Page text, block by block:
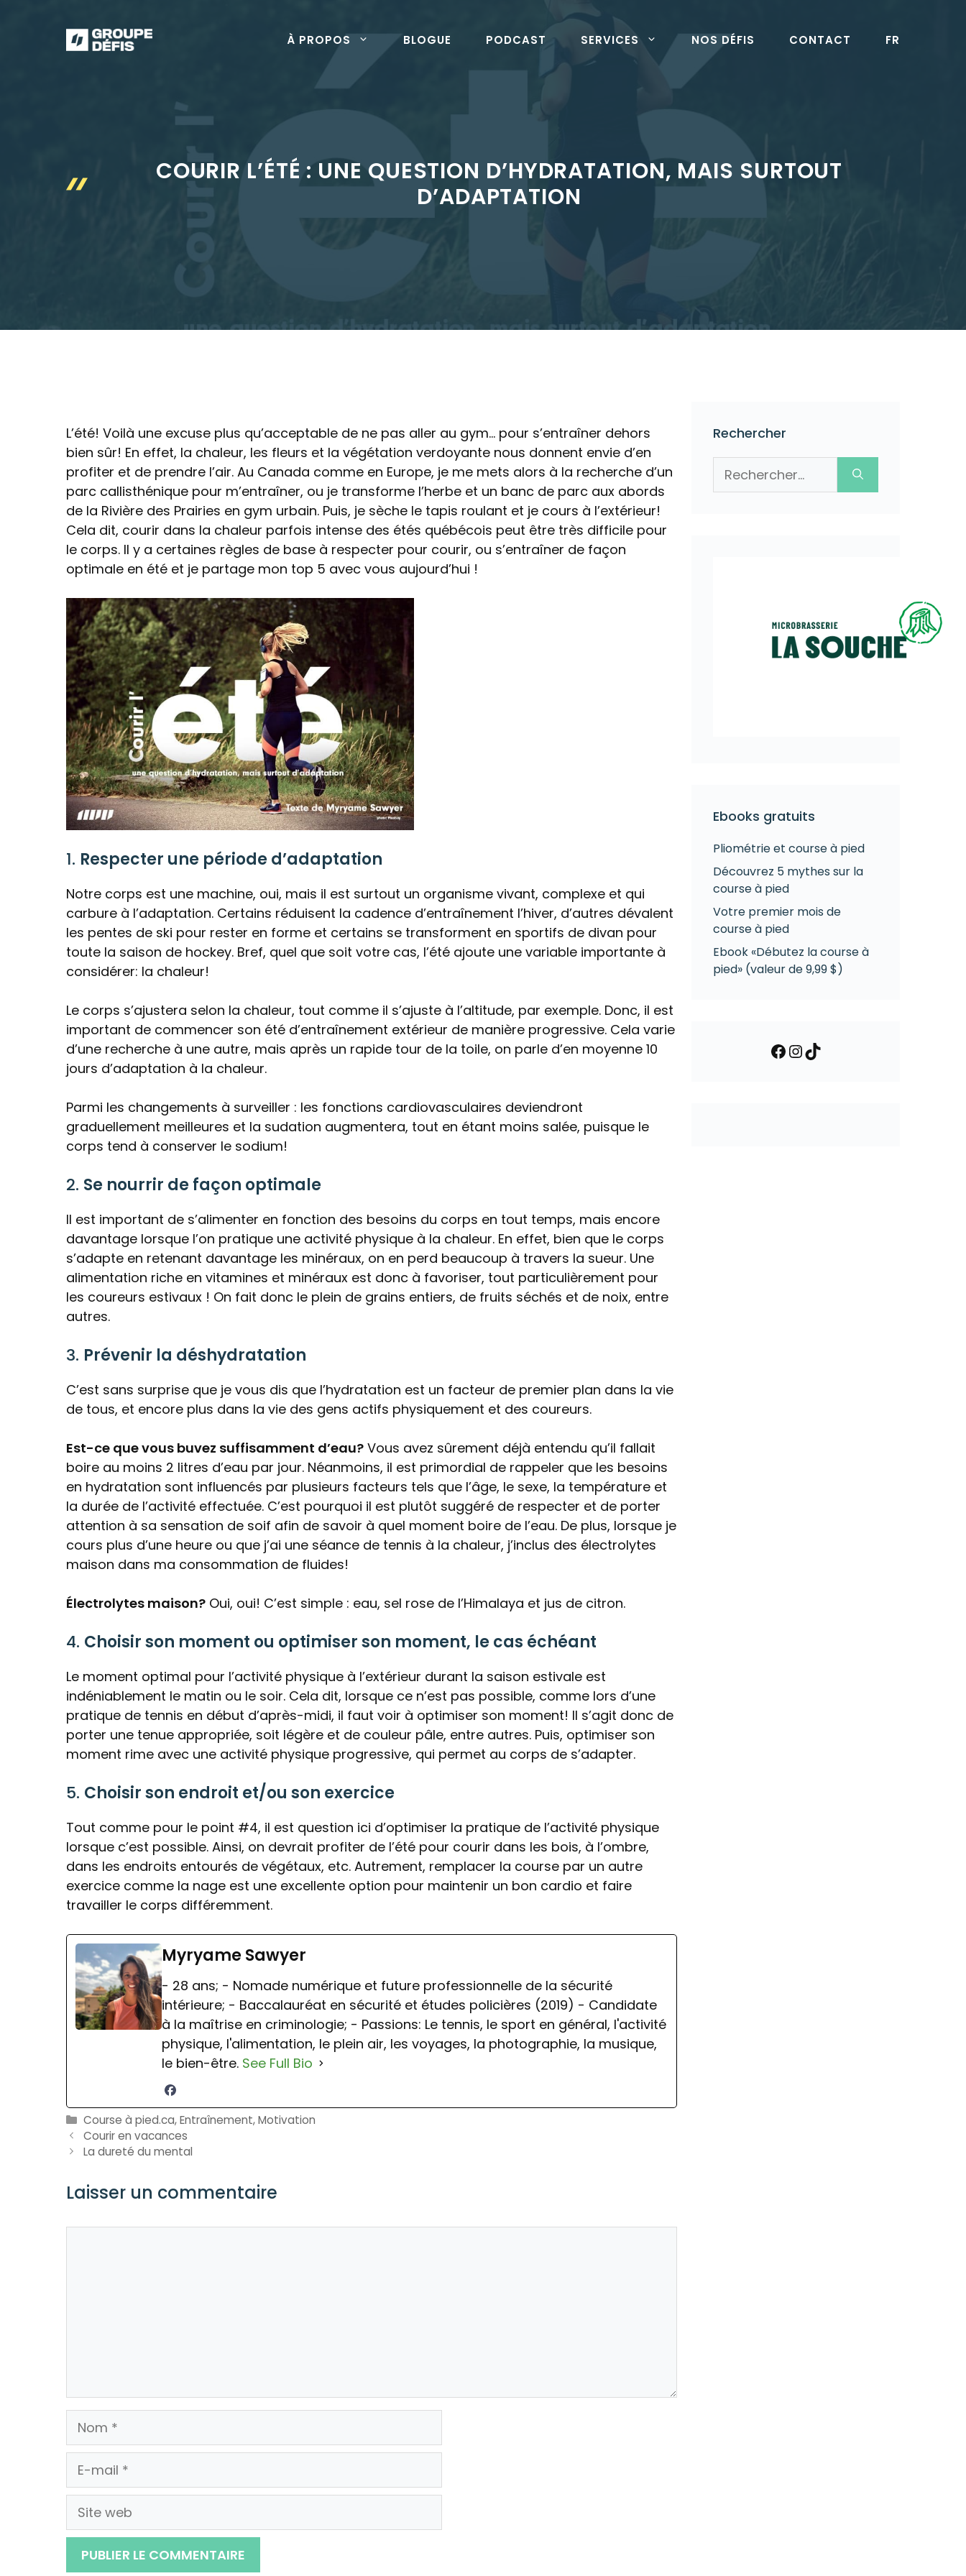
À PROPOS BLOGUE PODCAST SERVICES NOS DÉFIS CONTACT FR
COURIR L’ÉTÉ : UNE QUESTION D’HYDRATATION, MAIS SURTOUT
D’ADAPTATION
L’été! Voilà une excuse plus qu’acceptable de ne pas aller au gym… pour s’entraîner dehors
bien sûr! En effet, la chaleur, les fleurs et la végétation verdoyante nous donnent envie d’en
profiter et de prendre l’air. Au Canada comme en Europe, je me mets alors à la recherche d’un
parc callisthénique pour m’entraîner, ou je transforme l’herbe et un banc de parc aux abords
de la Rivière des Prairies en gym urbain. Puis, je sèche le tapis roulant et je cours à l’extérieur!
Cela dit, courir dans la chaleur parfois intense des étés québécois peut être très difficile pour
le corps. Il y a certaines règles de base à respecter pour courir, ou s’entraîner de façon
optimale en été et je partage mon top 5 avec vous aujourd’hui !
1. Respecter une période d’adaptation
Notre corps est une machine, oui, mais il est surtout un organisme vivant, complexe et qui
carbure à l’adaptation. Certains réduisent la cadence d’entraînement l’hiver, d’autres dévalent
les pentes de ski pour rester en forme et certains se transforment en sportifs de divan pour
toute la saison de hockey. Bref, quel que soit votre cas, l’été ajoute une variable importante à
considérer: la chaleur!
Le corps s’ajustera selon la chaleur, tout comme il s’ajuste à l’altitude, par exemple. Donc, il est
important de commencer son été d’entraînement extérieur de manière progressive. Cela varie
d’une recherche à une autre, mais après un rapide tour de la toile, on parle d’en moyenne 10
jours d’adaptation à la chaleur.
Parmi les changements à surveiller : les fonctions cardiovasculaires deviendront
graduellement meilleures et la sudation augmentera, tout en étant moins salée, puisque le
corps tend à conserver le sodium!
2. Se nourrir de façon optimale
Il est important de s’alimenter en fonction des besoins du corps en tout temps, mais encore
davantage lorsque l’on pratique une activité physique à la chaleur. En effet, bien que le corps
s’adapte en retenant davantage les minéraux, on en perd beaucoup à travers la sueur. Une
alimentation riche en vitamines et minéraux est donc à favoriser, tout particulièrement pour
les coureurs estivaux ! On fait donc le plein de grains entiers, de fruits séchés et de noix, entre
autres.
3. Prévenir la déshydratation
C’est sans surprise que je vous dis que l’hydratation est un facteur de premier plan dans la vie
de tous, et encore plus dans la vie des gens actifs physiquement et des coureurs.
Est-ce que vous buvez suffisamment d’eau? Vous avez sûrement déjà entendu qu’il fallait
boire au moins 2 litres d’eau par jour. Néanmoins, il est primordial de rappeler que les besoins
en hydratation sont influencés par plusieurs facteurs tels que l’âge, le sexe, la température et
la durée de l’activité effectuée. C’est pourquoi il est plutôt suggéré de respecter et de porter
attention à sa sensation de soif afin de savoir à quel moment boire de l’eau. De plus, lorsque je
cours plus d’une heure ou que j’ai une séance de tennis à la chaleur, j’inclus des électrolytes
maison dans ma consommation de fluides!
Électrolytes maison? Oui, oui! C’est simple : eau, sel rose de l’Himalaya et jus de citron.
4. Choisir son moment ou optimiser son moment, le cas échéant
Le moment optimal pour l’activité physique à l’extérieur durant la saison estivale est
indéniablement le matin ou le soir. Cela dit, lorsque ce n’est pas possible, comme lors d’une
pratique de tennis en début d’après-midi, il faut voir à optimiser son moment! Il s’agit donc de
porter une tenue appropriée, soit légère et de couleur pâle, entre autres. Puis, optimiser son
moment rime avec une activité physique progressive, qui permet au corps de s’adapter.
5. Choisir son endroit et/ou son exercice
Tout comme pour le point #4, il est question ici d’optimiser la pratique de l’activité physique
lorsque c’est possible. Ainsi, on devrait profiter de l’été pour courir dans les bois, à l’ombre,
dans les endroits entourés de végétaux, etc. Autrement, remplacer la course par un autre
exercice comme la nage est une excellente option pour maintenir un bon cardio et faire
travailler le corps différemment.
Myryame Sawyer
- 28 ans; - Nomade numérique et future professionnelle de la sécurité
intérieure; - Baccalauréat en sécurité et études policières (2019) - Candidate
à la maîtrise en criminologie; - Passions: Le tennis, le sport en général, l'activité
physique, l'alimentation, le plein air, les voyages, la photographie, la musique,
le bien-être. See Full Bio
Catégories
Course à pied.ca,Entraînement,Motivation
Courir en vacances
La dureté du mental
Laisser un commentaire
Nom
E-
mail
Site
web
Rechercher
Ebooks gratuits
Pliométrie et course à pied
Découvrez 5 mythes sur la
course à pied
Votre premier mois de
course à pied
Ebook «Débutez la course à
pied» (valeur de 9,99 $)
Facebook
Instagram
TikTok